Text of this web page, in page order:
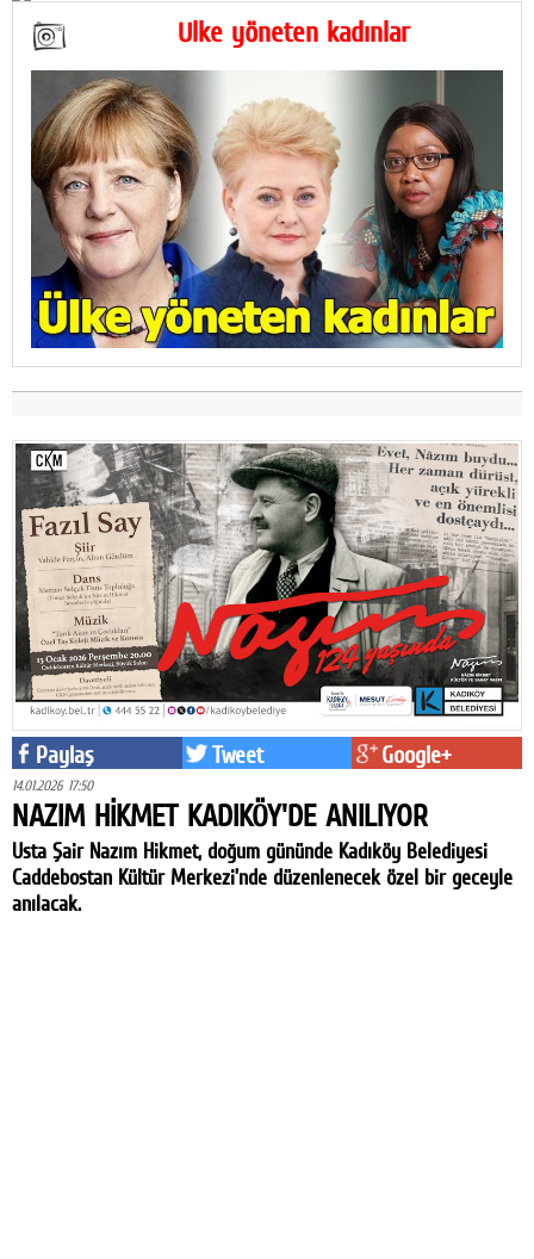
Ülke yöneten kadınlar
Paylaş Tweet Google+
14.01.2026 17:50
NAZIM HİKMET KADIKÖY'DE ANILIYOR
Usta Şair Nazım Hikmet, doğum gününde Kadıköy Belediyesi
Caddebostan Kültür Merkezi’nde düzenlenecek özel bir geceyle
anılacak.